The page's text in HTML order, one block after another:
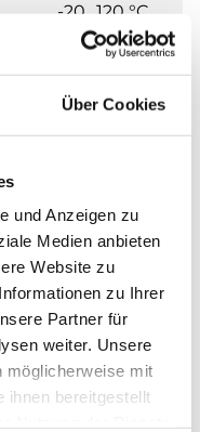
Über Cookies
und Anzeigen zu
Medien anbieten
Website zu
zu Ihrer
Partner für
weiter. Unsere
möglicherweise mit
ihnen bereitgestellt
-20…120 °C
NTC20
–
IP42
104x78x51 mm